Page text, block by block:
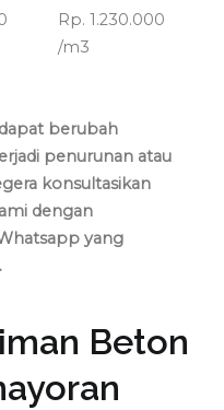
Rp. 1.230.000
/m3
berubah
penurunan atau
konsultasikan
dengan
yang
Beton